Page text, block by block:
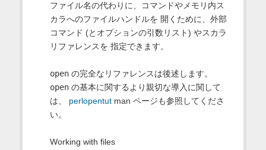
ファイル名の代わりに、コマンドやメモリ内ス
カラへのファイルハンドルを 開くために、外部
コマンド (とオプションの引数リスト) やスカラ
リファレンスを 指定できます。
openの完全なリファレンスは後述します。
openの基本に関するより親切な導入に関して
は、 perlopentutman ページも参照してくださ
い。
Working with files